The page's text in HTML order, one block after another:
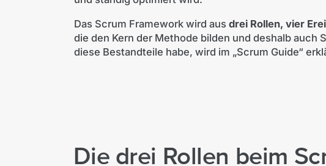
Das Scrum Framework wird aus drei Rollen, vier
die den Kern der Methode bilden und deshalb auch
diese Bestandteile habe, wird im „Scrum Guide“
Die drei Rollen beim